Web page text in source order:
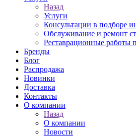
Назад
Услуги
Консультации в подборе
Обслуживание и ремонт
Реставрационные работы
Бренды
Блог
Распродажа
Новинки
Доставка
Контакты
О компании
Назад
О компании
Новости